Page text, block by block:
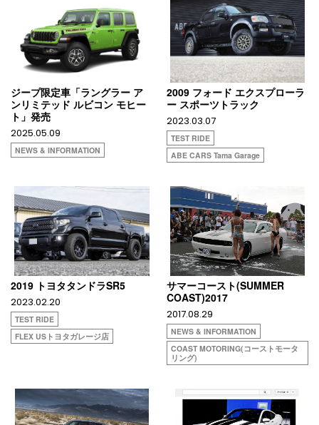
ジープ限定車「ラングラー ア
ンリミテッド ルビコン モヒー
ト」発売
2025.05.09
NEWS & INFORMATION
2009 フォード エクスプローラ
ー スポーツトラック
2023.03.07
TEST RIDE
ABE CARS Tama Garage
2019 トヨタタンドラSR5
2023.02.20
TEST RIDE
FLEX USトヨタガレージ店
サマーコースト(SUMMER
COAST)2017
2017.08.29
NEWS & INFORMATION
COAST MOTORING(コーストモータ
リング)